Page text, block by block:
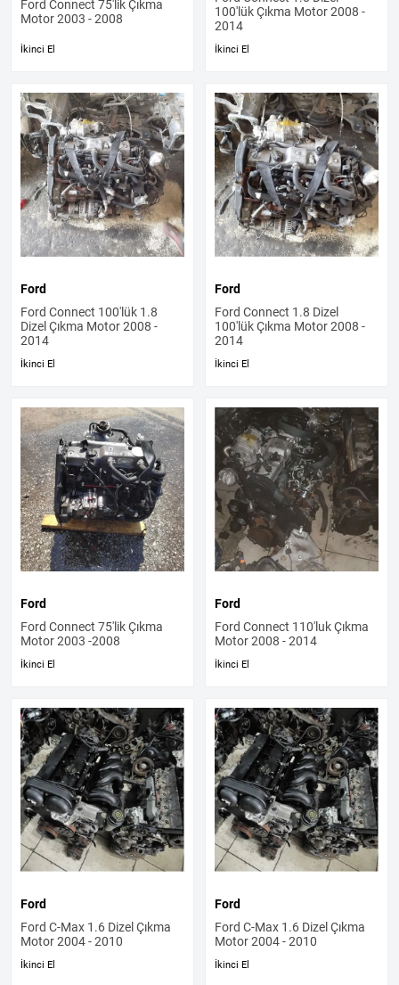
Ford Connect 75'lik Çıkma
Motor 2003 - 2008
İkinci El
100'lük Çıkma Motor 2008 -
2014
İkinci El
Ford
Ford Connect 100'lük 1.8
Dizel Çıkma Motor 2008 -
2014
İkinci El
Ford
Ford Connect 1.8 Dizel
100'lük Çıkma Motor 2008 -
2014
İkinci El
Ford
Ford Connect 75'lik Çıkma
Motor 2003 -2008
İkinci El
Ford
Ford Connect 110'luk Çıkma
Motor 2008 - 2014
İkinci El
Ford
Ford C-Max 1.6 Dizel Çıkma
Motor 2004 - 2010
İkinci El
Ford
Ford C-Max 1.6 Dizel Çıkma
Motor 2004 - 2010
İkinci El